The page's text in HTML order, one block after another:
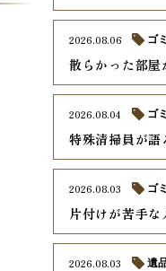
散らかった部
2026.08.06 ゴ
特殊清掃員が
2026.08.04 ゴ
片付けが苦手
2026.08.03 ゴ
2026.08.03 遺